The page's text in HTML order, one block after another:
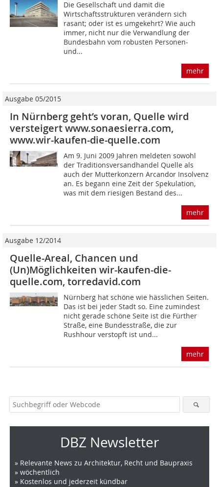
Die Gesellschaft und damit die
Wirtschaftsstrukturen verändern sich
rasant; oder ist es umgekehrt? Wie auch
immer, nicht nur die Verwandlung der
Bundesbahn vom robusten Personen-
und...
mehr
Ausgabe 05/2015
In Nürnberg geht’s voran, Quelle wird
versteigert www.sonaesierra.com,
www.wir-kaufen-die-quelle.com
Am 9. Juni 2009 Jahren meldeten sowohl
der Traditionsversandhandel Quelle als
auch der Mutterkonzern Arcandor Insolvenz
an. Es begann eine Zeit der Spekulation,
was mit dem riesigen Bestand des...
mehr
Ausgabe 12/2014
Quelle-Areal, Chancen und
(Un)Möglichkeiten wir-kaufen-die-
quelle.com, torredavid.com
Nürnberg hat schöne wie hässlichen Seiten.
Das ist bei jeder Stadt so. Eine zumindest
nicht gerade schöne Seite ist die Fürther
Straße, eine Bundesstraße, die zur
Rushhour verstopft ist und...
mehr
DBZ Newsletter
» Relevante News zu Architektur, Recht und Baupraxis
» wöchentlich
» Kostenlos und jederzeit kündbar